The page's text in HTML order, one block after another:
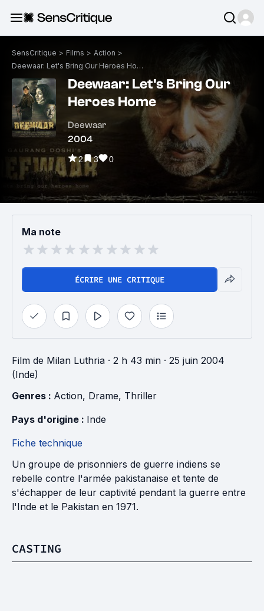
SensCritique > Films > Action >
Deewaar: Let's Bring Our Heroes Home
Deewaar: Let's Bring Our
Heroes Home
Deewaar
2004
2 3 0
Ma note
ÉCRIRE UNE CRITIQUE
Film de Milan Luthria · 2 h 43 min · 25 juin 2004
(Inde)
Genres : Action, Drame, Thriller
Pays d'origine : Inde
Fiche technique
Un groupe de prisonniers de guerre indiens se
rebelle contre l'armée pakistanaise et tente de
s'échapper de leur captivité pendant la guerre entre
l'Inde et le Pakistan en 1971.
CASTING